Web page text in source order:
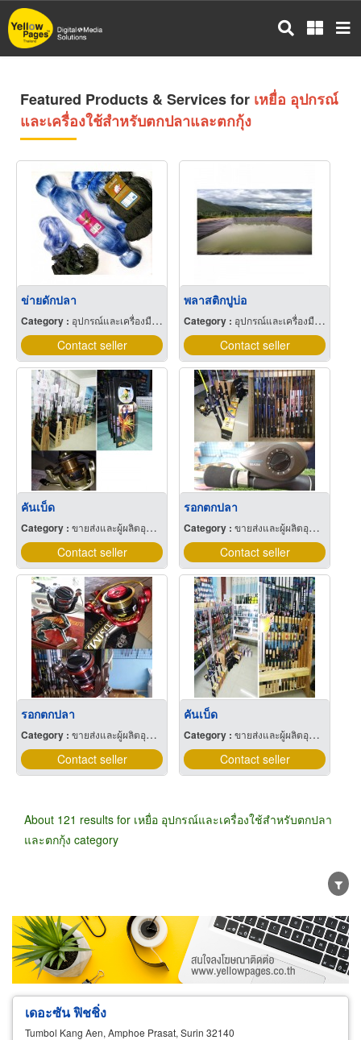
Skip
to
main
Featured Products & Services for เหยื่อ อุปกรณ์
และเครื่องใช้สำหรับตกปลาและตกกุ้ง
ข่ายดักปลา
Category : อุปกรณ์และเครื่องมือประมง
Contact seller
พลาสติกปูบ่อ
Category : อุปกรณ์และเครื่องมือเกษตรกรรม
Contact seller
คันเบ็ด
Category : ขายส่งและผู้ผลิตอุปกรณ์และเครื่องใช้ตกปลา
Contact seller
รอกตกปลา
Category :ขายส่งและผู้ผลิตอุปกรณ์และเครื่องใช้ตกปลา
Contact seller
รอกตกปลา
Category : ขายส่งและผู้ผลิตอุปกรณ์และเครื่องใช้ตกปลา
Contact seller
คันเบ็ด
Category :ขายส่งและผู้ผลิตอุปกรณ์และเครื่องใช้ตกปลา
Contact seller
About 121 results for เหยื่อ อุปกรณ์และเครื่องใช้สำหรับตกปลา
และตกกุ้ง category
Wholesale Retail Manufacturer
Dealer
Exporter/Importer
Service Business
เดอะซัน ฟิชชิ่ง
Tumbol Kang Aen, Amphoe Prasat, Surin 32140